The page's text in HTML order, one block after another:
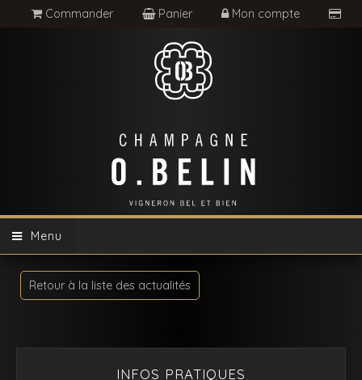
Commander Panier Mon compte
Menu
Retour à la liste des actualités
INFOS PRATIQUES